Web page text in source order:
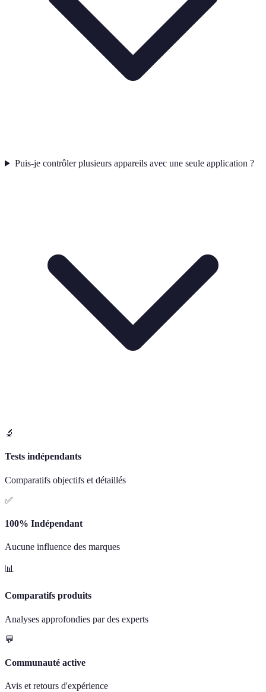
Puis-je contrôler plusieurs appareils avec une seule application ?
🔬
Tests indépendants
Comparatifs objectifs et détaillés
✅
100% Indépendant
Aucune influence des marques
📊
Comparatifs produits
Analyses approfondies par des experts
💬
Communauté active
Avis et retours d'expérience